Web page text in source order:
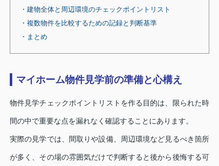
・建物全体と周辺環境のチェックポイントリスト
・複数物件を比較するための記録と判断基準
・まとめ
マイホーム物件見学前の準備と心構え
物件見学チェックポイントリストを作る目的は、限られた時
間の中で重要な点を漏れなく確認することにあります。
実際の見学では、間取りや設備、周辺環境など見るべき箇所
が多く、その場の雰囲気だけで判断すると後から後悔する可